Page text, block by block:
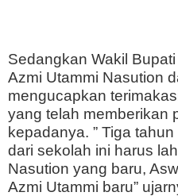
Sedangkan Wakil
Azmi Utammi Nasution
mengucapkan
yang telah memberikan
kepadanya. ” Tiga
dari sekolah ini harus
Nasution yang baru,
Azmi Utammi baru”